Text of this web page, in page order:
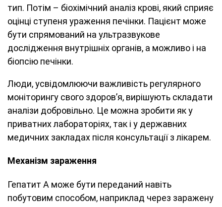
тип. Потім – біохімічний аналіз крові, який сприяє
оцінці ступеня ураження печінки. Пацієнт може
бути спрямований на ультразвукове
дослідження внутрішніх органів, а можливо і на
біопсію печінки.
Люди, усвідомлюючи важливість регулярного
моніторингу свого здоров’я, вирішують складати
аналізи добровільно. Це можна зробити як у
приватних лабораторіях, так і у державних
медичних закладах після консультації з лікарем.
Механізм зараження
Гепатит A може бути переданий навіть
побутовим способом, наприклад через заражену